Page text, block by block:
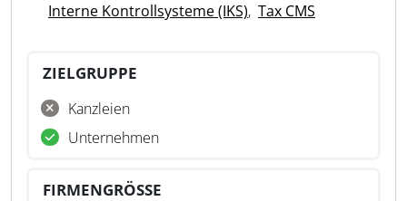
Interne Kontrollsysteme (IKS), Tax CMS
ZIELGRUPPE
Kanzleien
Unternehmen
FIRMENGRÖSSE